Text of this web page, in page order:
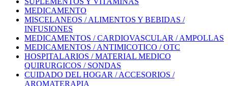
MEDICAMENTO
MISCELANEOS / ALIMENTOS Y BEBIDAS /
INFUSIONES
MEDICAMENTOS / CARDIOVASCULAR / AMPOLLAS
MEDICAMENTOS / ANTIMICOTICO / OTC
HOSPITALARIOS / MATERIAL MEDICO
QUIRURGICOS / SONDAS
CUIDADO DEL HOGAR / ACCESORIOS /
AROMATERAPIA